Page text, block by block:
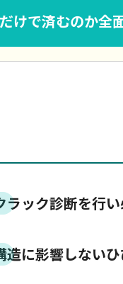
けで済むのか全
ラック診断を行
造に影響しない